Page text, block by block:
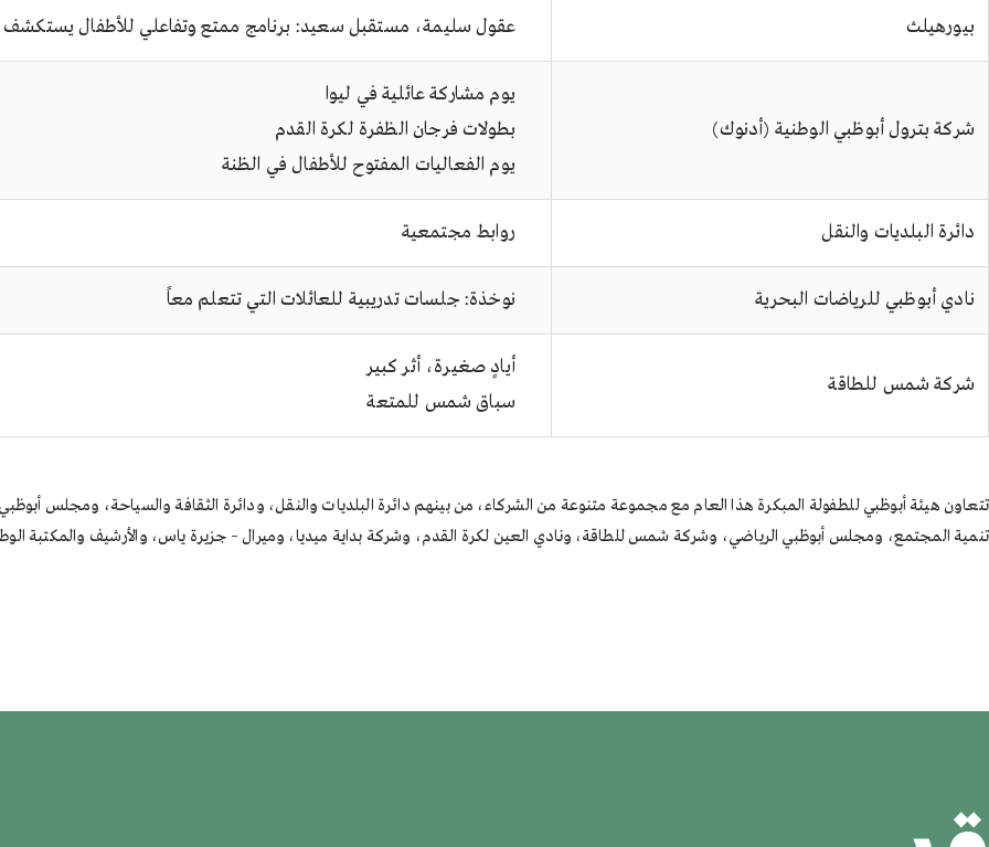
بيورهيلث عقول سليمة، مستقبل سعيد: برنامج ممتع وتفاعلي للأطفال
شركة بترول أبوظبي الوطنية (أدنوك)
يوم مشاركة عائلية في ليوا
بطولات فرجان الظفرة لكرة القدم
يوم الفعاليات المفتوح للأطفال في الظنة
دائرة البلديات والنقل روابط مجتمعية
نادي أبوظبي للرياضات البحرية نوخذة: جلسات تدريبية للعائلات التي تتعلم معاً
شركة شمس للطاقة
أيادٍ صغيرة، أثر كبير
سباق شمس للمتعة
تنمية المجتمع، ومجلس أبوظبي الرياضي، وشركة شمس للطاقة، ونادي العين لكرة القدم، وشركة بداية ميديا، وميرال – جزيرة ياس، والأرشيف والمكتبة